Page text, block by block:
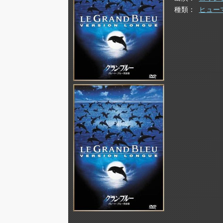
種類
ヒュー